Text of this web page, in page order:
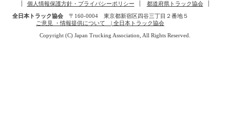
個人情報保護方針・プライバシーポリシー
都道府県トラック協会
全日本トラック協会〒160-0004 東京都新宿区四谷三丁目２番地５
ご意見 ・情報提供について | 全日本トラック協会
Copyright (C) Japan Trucking Association, All Rights Reserved.